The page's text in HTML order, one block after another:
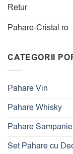
Retur
Pahare-Cristal.ro
CATEGORII
Pahare Vin
Pahare Whisky
Pahare Sampanie
Set Pahare cu